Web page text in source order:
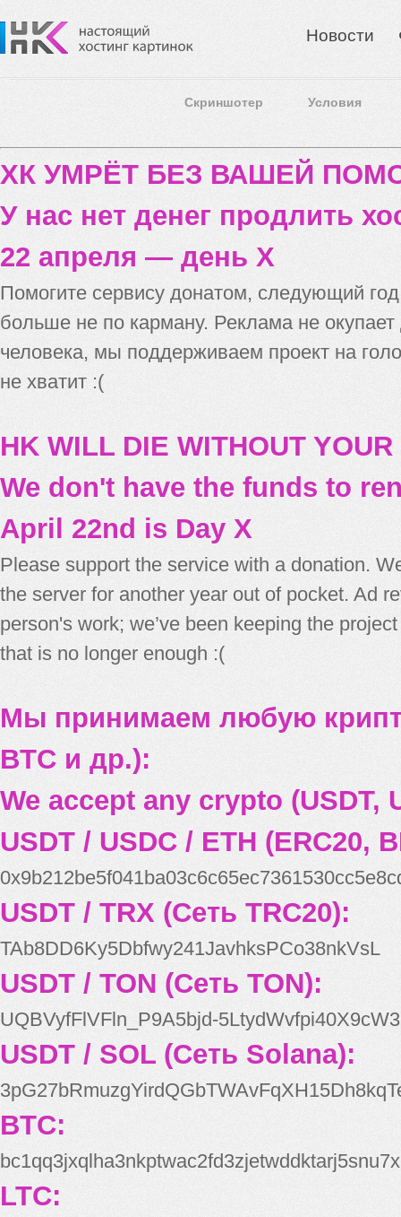
Новости
Скриншотер Условия
ХК УМРЁТ БЕЗ ВАШЕЙ
У нас нет денег продлить
22 апреля — день X
Помогите сервису донатом, следующий
больше не по карману. Реклама не
человека, мы поддерживаем проект на
не хватит :(
HK WILL DIE WITHOUT
We don't have the funds to
April 22nd is Day X
Please support the service with a donation.
the server for another year out of pocket. Ad
person's work; we’ve been keeping the
that is no longer enough :(
Мы принимаем любую
BTC и др.):
We accept any crypto (USDT,
USDT / USDC / ETH (ERC20,
USDT / TRX (Сеть TRC20):
TAb8DD6Ky5Dbfwy241JavhksPCo38nkVsL
USDT / TON (Сеть TON):
UQBVyfFlVFln_P9A5bjd-
USDT / SOL (Сеть Solana):
BTC:
bc1qq3jxqlha3nkptwac2fd3zjetwddktarj5snu7x
LTC: